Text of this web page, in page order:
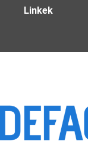
Linkek